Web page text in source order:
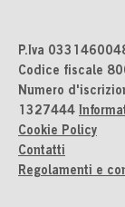
P.Iva
Codice fiscale
Numero
1327444
Cookie Policy
Contatti
Regolamenti e